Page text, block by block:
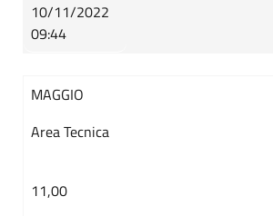
10/11/2022
09:44
MAGGIO
Area Tecnica
11,00